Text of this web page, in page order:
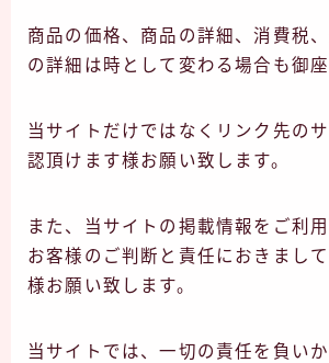
商品の価格、商品の詳細、消費税
の詳細は時として変わる場合も御座
当サイトだけではなくリンク先の
認頂けます様お願い致します。
また、当サイトの掲載情報をご利
お客様のご判断と責任におきまし
様お願い致します。
当サイトでは、一切の責任を負い